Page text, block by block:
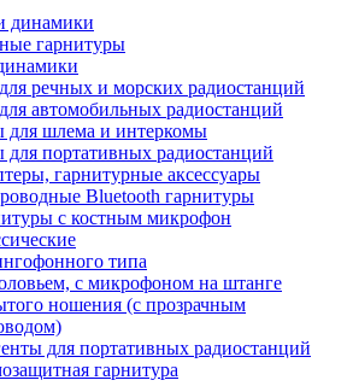
динамики
гарнитуры
речных и морских радиостанций
автомобильных радиостанций
для шлема и интеркомы
для портативных радиостанций
гарнитурные аксессуары
Bluetooth гарнитуры
с костным микрофон
типа
с микрофоном на штанге
ношения (с прозрачным
для портативных радиостанций
гарнитура